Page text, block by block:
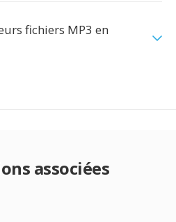
fichiers MP3 en
associées